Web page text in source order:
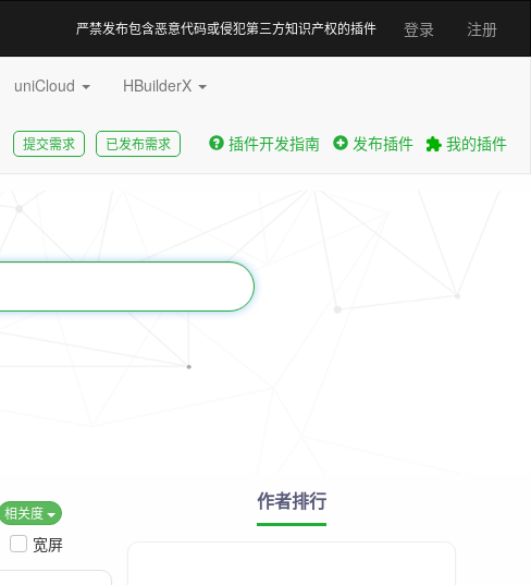
登录 注册
严禁发布包含恶意代码或侵犯第三方知识产权的插件
uniCloud HBuilderX
提交需求 已发布需求 插件开发指南 发布插件 我的插件
相关度
宽屏
作者排行